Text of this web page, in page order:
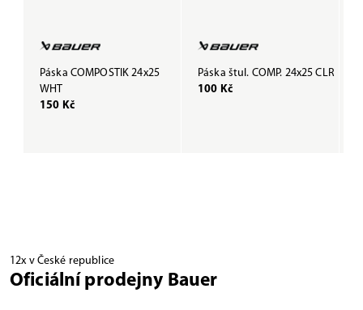
Páska COMPOSTIK 24x25
WHT
150 Kč
Páska štul. COMP. 24x25 CLR
100 Kč
12x v České republice
Oficiální prodejny Bauer